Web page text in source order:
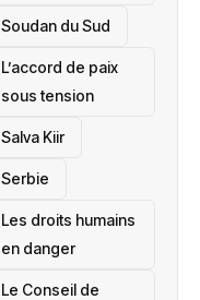
‎Soudan du Sud
L’accord de paix
sous tension
Salva Kiir
‎Serbie
Les droits humains
en danger
‎Le Conseil de